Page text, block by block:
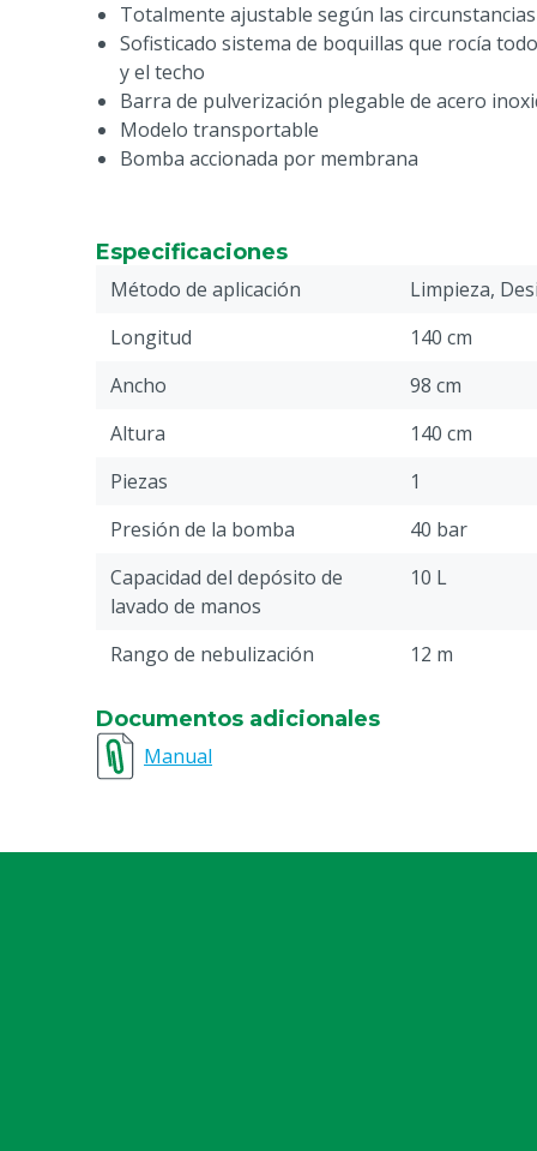
Totalmente ajustable según las circunstancias
Sofisticado sistema de boquillas que rocía
y el techo
Barra de pulverización plegable de acero
Modelo transportable
Bomba accionada por membrana
Especificaciones
Método de aplicación
Limpieza,
Longitud
140 cm
Ancho
98 cm
Altura
140 cm
Piezas
1
Presión de la bomba
40 bar
Capacidad del depósito de
lavado de manos
10 L
Rango de nebulización
12 m
Nota de documentación
1 año desde
garantía
Documentos adicionales
Manual